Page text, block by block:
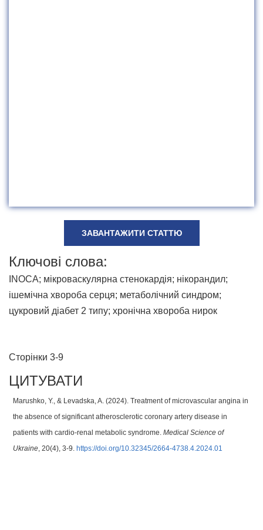
ЗАВАНТАЖИТИ СТАТТЮ
Ключові слова:
INOCA; мікроваскулярна стенокардія; нікорандил;
ішемічна хвороба серця; метаболічний синдром;
цукровий діабет 2 типу; хронічна хвороба нирок
Сторінки 3-9
ЦИТУВАТИ
Marushko, Y., & Levadska, A. (2024). Treatment of microvascular angina in
the absence of significant atherosclerotic coronary artery disease in
patients with cardio-renal metabolic syndrome. Medical Science of
Ukraine, 20(4), 3-9. https://doi.org/10.32345/2664-4738.4.2024.01